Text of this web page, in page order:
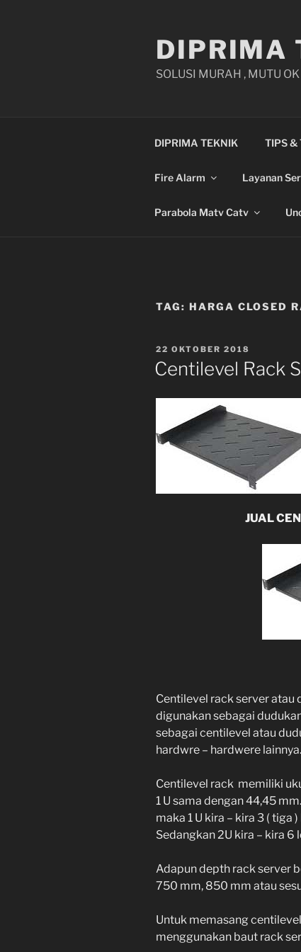
DIPRIMA
SOLUSI MURAH , MUTU OK
DIPRIMA TEKNIK TIPS &
Fire Alarm Layanan
Parabola Matv Catv
TAG: HARGA CLOSED
POSTED
ON
22 OKTOBER 2018
Centilevel Rack
JUAL
Centilevel rack server atau
digunakan sebagai
sebagai centilevel atau
hardwre – hardwere lainnya.
Centilevel rack memiliki
1 U sama dengan 44,45
maka 1 U kira – kira 3 ( tiga
Sedangkan 2U kira – kira
Adapun depth rack server
750 mm, 850 mm atau
Untuk memasang
menggunakan baut rack